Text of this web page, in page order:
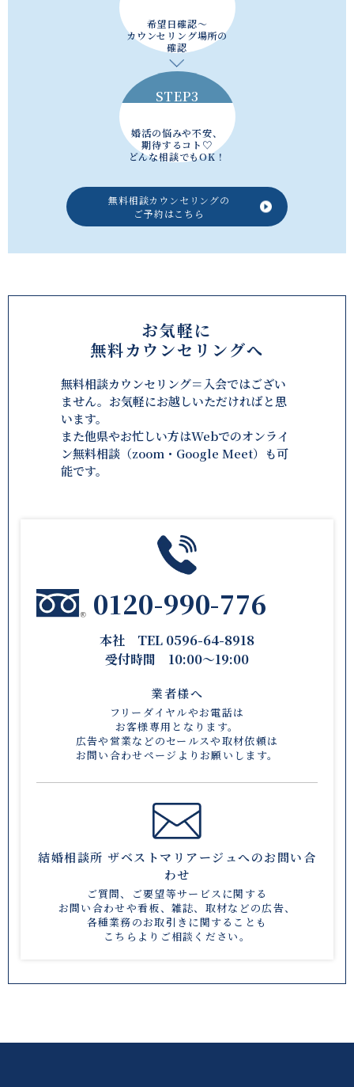
希望日確認～
カウンセリング場所の
確認
STEP3
婚活の悩みや不安、
期待するコト♡
どんな相談でもOK！
無料相談カウンセリングの
ご予約はこちら
お気軽に
無料カウンセリングへ
無料相談カウンセリング＝入会ではござい
ません。お気軽にお越しいただければと思
います。
また他県やお忙しい方はWebでのオンライ
ン無料相談（zoom・Google Meet）も可
能です。
0120-990-776
本社 TEL 0596-64-8918
受付時間 10:00〜19:00
業者様へ
フリーダイヤルやお電話は
お客様専用となります。
広告や営業などのセールスや取材依頼は
お問い合わせページ よりお願いします。
結婚相談所 ザベストマリアージュへのお問い合
わせ
ご質問、ご要望等サービスに関する
お問い合わせや看板、雑誌、取材などの広告、
各種業務のお取引きに関することも
こちら よりご相談ください。